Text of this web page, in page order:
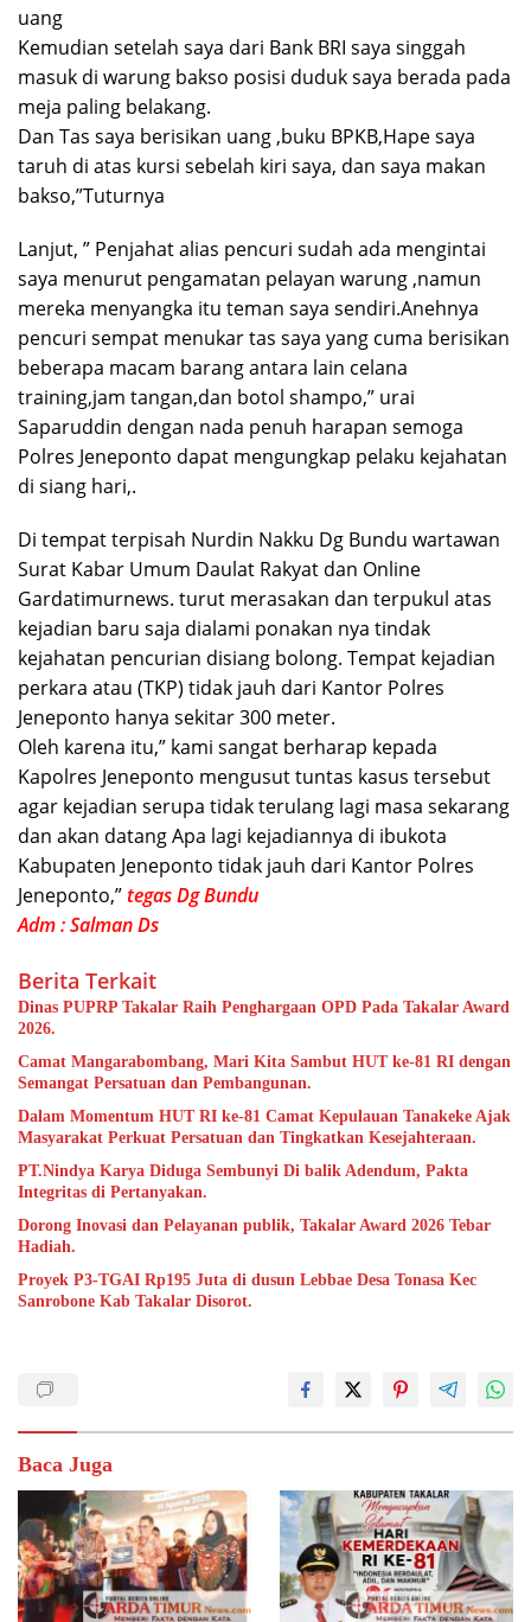
uang
Kemudian setelah saya dari Bank BRI saya singgah
masuk di warung bakso posisi duduk saya berada pada
meja paling belakang.
Dan Tas saya berisikan uang ,buku BPKB,Hape saya
taruh di atas kursi sebelah kiri saya, dan saya makan
bakso,”Tuturnya
Lanjut, ” Penjahat alias pencuri sudah ada mengintai
saya menurut pengamatan pelayan warung ,namun
mereka menyangka itu teman saya sendiri.Anehnya
pencuri sempat menukar tas saya yang cuma berisikan
beberapa macam barang antara lain celana
training,jam tangan,dan botol shampo,” urai
Saparuddin dengan nada penuh harapan semoga
Polres Jeneponto dapat mengungkap pelaku kejahatan
di siang hari,.
Di tempat terpisah Nurdin Nakku Dg Bundu wartawan
Surat Kabar Umum Daulat Rakyat dan Online
Gardatimurnews. turut merasakan dan terpukul atas
kejadian baru saja dialami ponakan nya tindak
kejahatan pencurian disiang bolong. Tempat kejadian
perkara atau (TKP) tidak jauh dari Kantor Polres
Jeneponto hanya sekitar 300 meter.
Oleh karena itu,” kami sangat berharap kepada
Kapolres Jeneponto mengusut tuntas kasus tersebut
agar kejadian serupa tidak terulang lagi masa sekarang
dan akan datang Apa lagi kejadiannya di ibukota
Kabupaten Jeneponto tidak jauh dari Kantor Polres
Jeneponto,”tegas Dg Bundu
Adm : Salman Ds
Berita Terkait
Dinas PUPRP Takalar Raih Penghargaan OPD Pada Takalar Award
2026.
Camat Mangarabombang, Mari Kita Sambut HUT ke-81 RI dengan
Semangat Persatuan dan Pembangunan.‍
Dalam Momentum HUT RI ke-81 Camat Kepulauan Tanakeke Ajak
Masyarakat Perkuat Persatuan dan Tingkatkan Kesejahteraan.
PT.Nindya Karya Diduga Sembunyi Di balik Adendum, Pakta
Integritas di Pertanyakan.
Dorong Inovasi dan Pelayanan publik, Takalar Award 2026 Tebar
Hadiah.
Proyek P3-TGAI Rp195 Juta di dusun Lebbae Desa Tonasa Kec
Sanrobone Kab Takalar Disorot.
Baca Juga